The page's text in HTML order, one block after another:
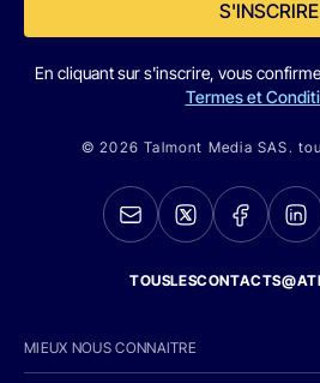
S'INSCRIRE
En cliquant sur s'inscrire, vous
Termes et
© 2026 Talmont Media SAS.
MIEUX NOUS CONNAITRE